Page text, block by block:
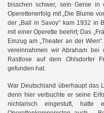
bisschen schwer, sein Genie in
Operettenerfolg mit „Die Blume
der „Ball in Savoy“ kam 1932 in
mit einer Operette beehrt; Das
Einzug am „Theater an der
vereinnahmen wir Abraham bei
Rastlose auf dem Ohlsdorfer
gefunden hat.
War Deutschland überhaupt das
denn hier verbuchte er seine
nichtarisch eingestuft,